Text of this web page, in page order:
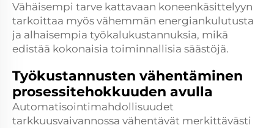
Vähäisempi tarve kattavaan koneenkäsittelyyn
tarkoittaa myös vähemmän energiankulutusta
ja alhaisempia työkalukustannuksia, mikä
edistää kokonaisia toiminnallisia säästöjä.
Työkustannusten vähentäminen
prosessitehokkuuden avulla
Automatisointimahdollisuudet
tarkkuusvaivannossa vähentävät merkittävästi